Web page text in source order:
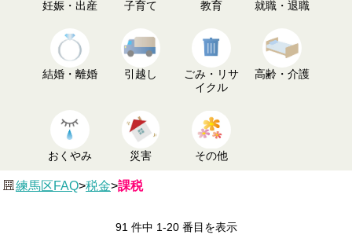
妊娠・出産 子育て 教育 就職・退職
結婚・離婚 引越し
ごみ・リサ
イクル
高齢・介護
おくやみ 災害 その他
練馬区FAQ>税金>課税
91 件中 1-20 番目を表示